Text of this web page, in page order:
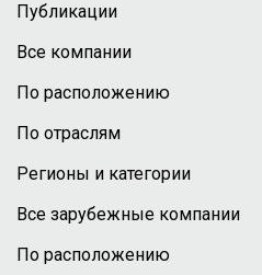
Публикации
Все компании
По расположению
По отраслям
Регионы и категории
Все зарубежные компании
По расположению